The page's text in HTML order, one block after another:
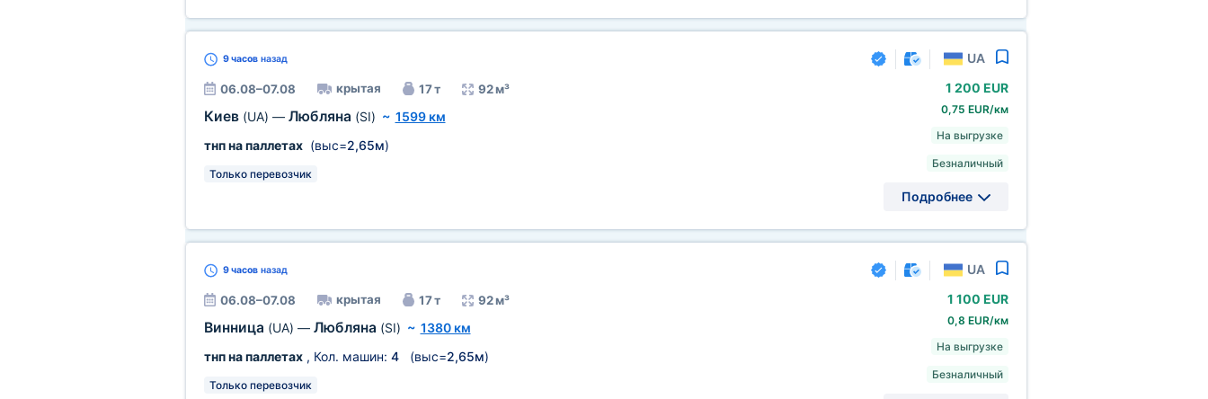
9 часовназад UA
06.08–07.08 крытая 17 т 92 м³
Киев (UA) — Любляна (SI) ~ 1599 км
тнп на паллетах(выс=2,65м)
Только перевозчик
1 200 EUR
0,75 EUR/км
На выгрузке
Безналичный
Подробнее
9 часовназад UA
06.08–07.08 крытая 17 т 92 м³
Винница (UA) — Любляна (SI) ~ 1380 км
тнп на паллетах, Кол. машин: 4(выс=2,65м)
Только перевозчик
1 100 EUR
0,8 EUR/км
На выгрузке
Безналичный